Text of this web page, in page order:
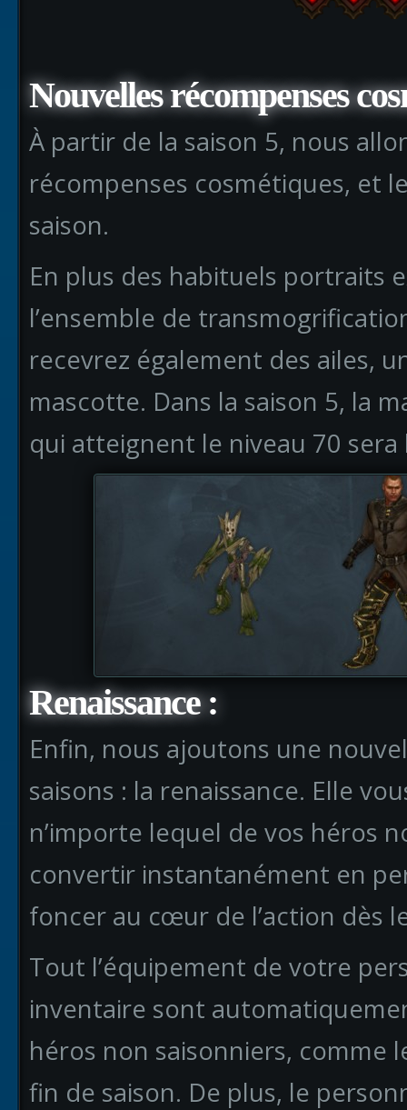
Nouvelles récompenses
À partir de la saison 5, nous
récompenses cosmétiques, et
saison.
En plus des habituels portraits
l’ensemble de
recevrez également des ailes,
mascotte. Dans la saison 5, la
qui atteignent le niveau 70 sera
Renaissance :
Enfin, nous ajoutons une
saisons : la renaissance. Elle
n’importe lequel de vos héros
convertir instantanément en
foncer au cœur de l’action dès
Tout l’équipement de votre
inventaire sont
héros non saisonniers, comme
fin de saison. De plus, le